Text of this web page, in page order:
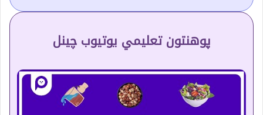
پوهنتون تعلیمي یوتیوب چینل